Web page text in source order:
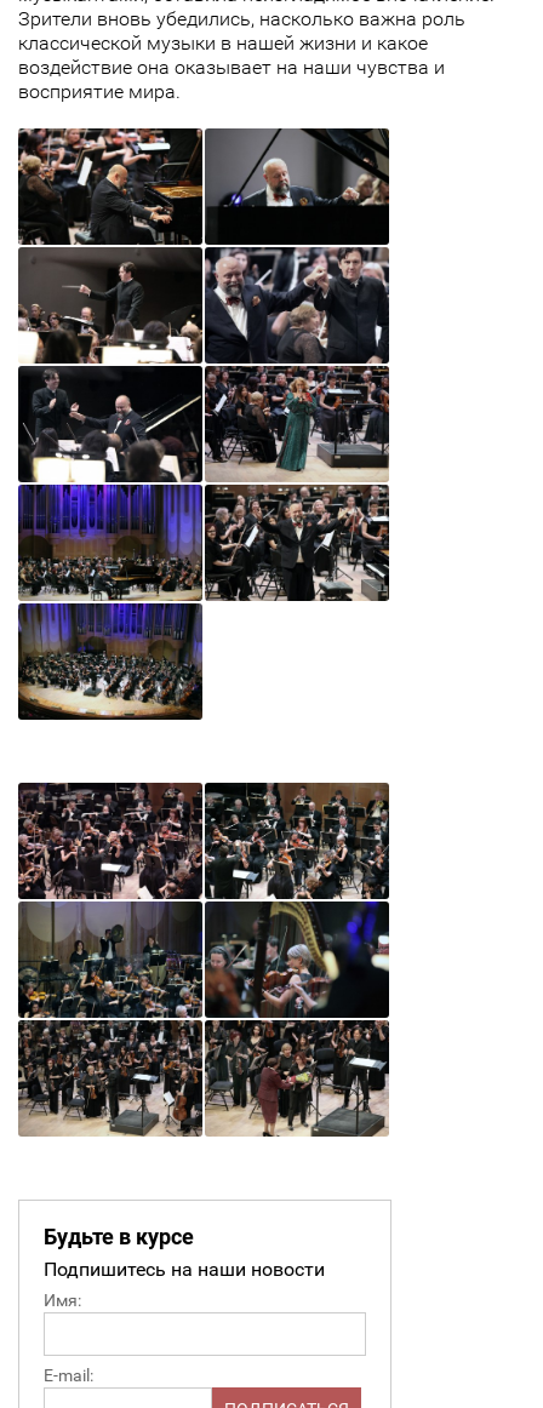
Зрители вновь убедились, насколько важна роль
классической музыки в нашей жизни и какое
воздействие она оказывает на наши чувства и
восприятие мира.
Будьте в курсе
Подпишитесь на наши новости
Имя:
E-mail: